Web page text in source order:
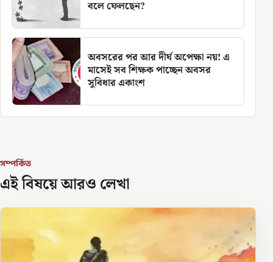
বলে ফেলছেন?
অবসরের পর আর দীর্ঘ অপেক্ষা নয়! এ
মাসেই সব শিক্ষক পাচ্ছেন অবসর
সুবিধার একাংশ
সম্পর্কিত
এই বিষয়ে আরও লেখা